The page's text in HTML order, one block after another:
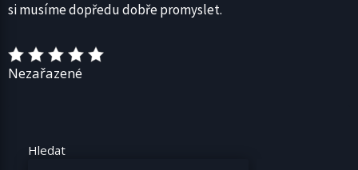
si musíme dopředu dobře promyslet.
Nezařazené
Hledat